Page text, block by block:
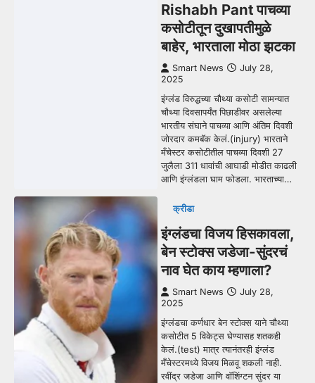
Rishabh Pant पाचव्या
कसोटीतून दुखापतीमुळे
बाहेर, भारताला मोठा झटका
Smart News
July 28,
2025
इंग्लंड विरुद्धच्या चौथ्या कसोटी सामन्यात
चौथ्या दिवसापर्यंत पिछाडीवर असलेल्या
भारतीय संघाने पाचव्या आणि अंतिम दिवशी
जोरदार कमबॅक केलं.(injury) भारताने
मँचेस्टर कसोटीतील पाचव्या दिवशी 27
जुलैला 311 धावांची आघाडी मोडीत काढली
आणि इंग्लंडला घाम फोडला. भारताच्या…
क्रीडा
इंग्लंडचा विजय हिसकावला,
बेन स्टोक्स जडेजा-सुंदरचं
नाव घेत काय म्हणाला?
Smart News
July 28,
2025
इंग्लंडचा कर्णधार बेन स्टोक्स याने चौथ्या
कसोटीत 5 विकेट्स घेण्यासह शतकही
केलं.(test) मात्र त्यानंतरही इंग्लंड
मँचेस्टरमध्ये विजय मिळवू शकली नाही.
रवींद्र जडेजा आणि वॉशिंग्टन सुंदर या